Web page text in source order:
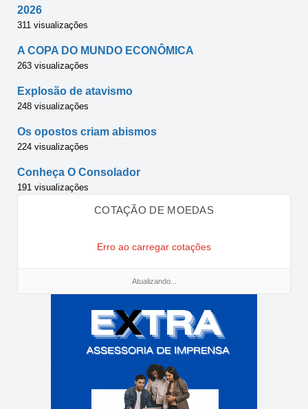
2026
311 visualizações
A COPA DO MUNDO ECONÔMICA
263 visualizações
Explosão de atavismo
248 visualizações
Os opostos criam abismos
224 visualizações
Conheça O Consolador
191 visualizações
COTAÇÃO DE MOEDAS
Erro ao carregar cotações
Atualizando...